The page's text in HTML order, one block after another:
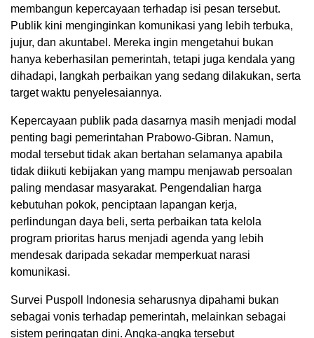
membangun kepercayaan terhadap isi pesan tersebut.
Publik kini menginginkan komunikasi yang lebih terbuka,
jujur, dan akuntabel. Mereka ingin mengetahui bukan
hanya keberhasilan pemerintah, tetapi juga kendala yang
dihadapi, langkah perbaikan yang sedang dilakukan, serta
target waktu penyelesaiannya.
Kepercayaan publik pada dasarnya masih menjadi modal
penting bagi pemerintahan Prabowo-Gibran. Namun,
modal tersebut tidak akan bertahan selamanya apabila
tidak diikuti kebijakan yang mampu menjawab persoalan
paling mendasar masyarakat. Pengendalian harga
kebutuhan pokok, penciptaan lapangan kerja,
perlindungan daya beli, serta perbaikan tata kelola
program prioritas harus menjadi agenda yang lebih
mendesak daripada sekadar memperkuat narasi
komunikasi.
Survei Puspoll Indonesia seharusnya dipahami bukan
sebagai vonis terhadap pemerintah, melainkan sebagai
sistem peringatan dini. Angka-angka tersebut